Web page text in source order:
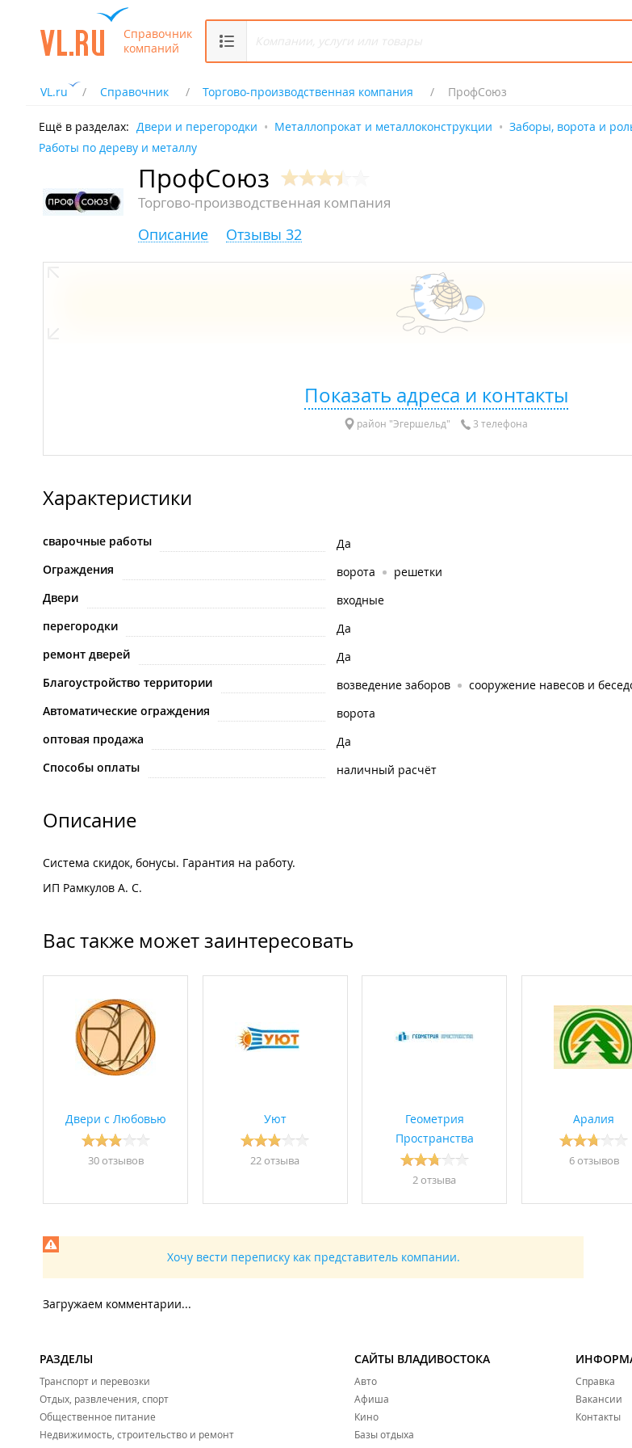
Справочник
компаний
VL.ru Справочник Торгово-производственная компания ПрофСоюз
Ещё в разделах: Двери и перегородки Металлопрокат и металлоконструкции
Заборы, ворота и
Работы по дереву и металлу
ПрофСоюз
Торгово-производственная компания
Описание Отзывы 32
Показать адреса и контакты
район "Эгершельд" 3 телефона
Характеристики
сварочные работы
Да
Ограждения
ворота
решетки
Двери
входные
перегородки
Да
ремонт дверей
Да
Благоустройство территории
возведение заборов
сооружение навесов и
Автоматические ограждения
ворота
оптовая продажа
Да
Способы оплаты
наличный расчёт
Описание
Система скидок, бонусы. Гарантия на работу.
ИП Рамкулов А. С.
Вас также может заинтересовать
Двери с Любовью
30 отзывов
Уют
22 отзывa
Геометрия
Пространства
2 отзывa
Аралия
6 отзывов
Хочу вести переписку как представитель компании.
Загружаем комментарии...
РАЗДЕЛЫ
Транспорт и перевозки
Отдых, развлечения, спорт
Общественное питание
Недвижимость, строительство и ремонт
САЙТЫ ВЛАДИВОСТОКА
Авто
Афиша
Кино
Базы отдыха
Справка
Вакансии
Контакты